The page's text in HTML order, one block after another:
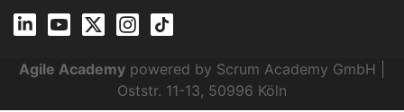
Agile Academy powered by Scrum Academy GmbH |
Oststr. 11-13, 50996 Köln